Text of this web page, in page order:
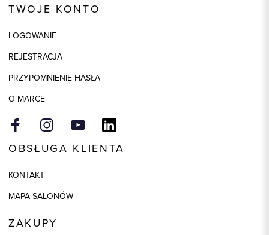
Model
Skład tkaniny
TWOJE KONTO
LOGOWANIE
REJESTRACJA
PRZYPOMNIENIE HASŁA
O MARCE
OBSŁUGA KLIENTA
KONTAKT
MAPA SALONÓW
ZAKUPY